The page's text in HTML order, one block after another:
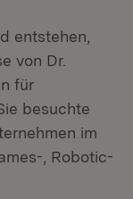
entstehen,
von Dr.
für
besuchte
im
, Robotic-